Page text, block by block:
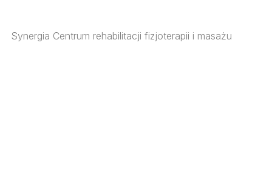
Synergia Centrum rehabilitacji fizjoterapii i masażu